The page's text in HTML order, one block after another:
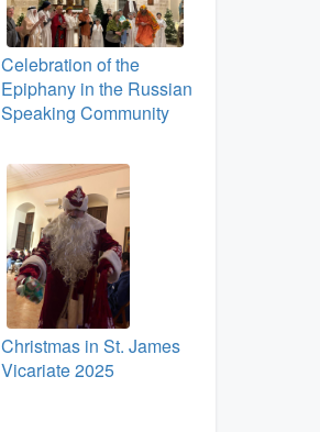
Celebration of the
Epiphany in the Russian
Speaking Community
Christmas in St. James
Vicariate 2025